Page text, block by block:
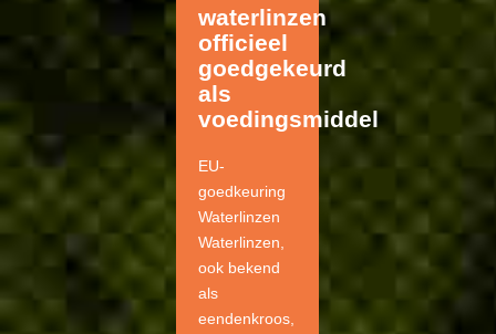
waterlinzen
officieel
goedgekeurd
als
voedingsmiddel
EU-
goedkeuring
Waterlinzen
Waterlinzen,
ook bekend
als
eendenkroos,